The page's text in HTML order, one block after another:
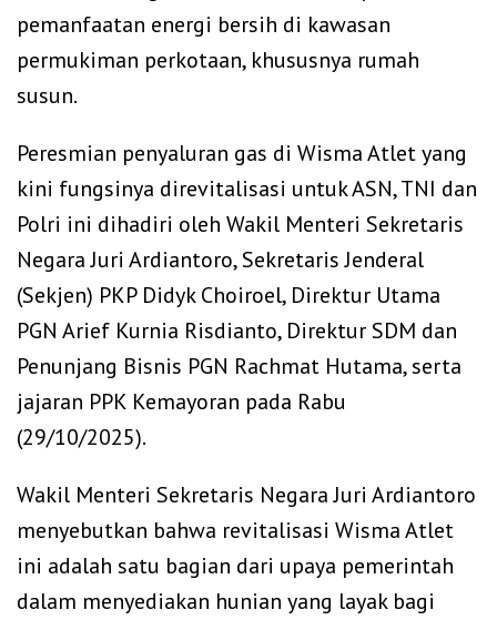
pemanfaatan energi bersih di kawasan
permukiman perkotaan, khususnya rumah
susun.
‎Peresmian penyaluran gas di Wisma Atlet yang
kini fungsinya direvitalisasi untuk ASN, TNI dan
Polri ini dihadiri oleh Wakil Menteri Sekretaris
Negara Juri Ardiantoro, Sekretaris Jenderal
(Sekjen) PKP Didyk Choiroel, Direktur Utama
PGN Arief Kurnia Risdianto, Direktur SDM dan
Penunjang Bisnis PGN Rachmat Hutama, serta
jajaran PPK Kemayoran pada Rabu
(29/10/2025).
‎Wakil Menteri Sekretaris Negara Juri Ardiantoro
menyebutkan bahwa revitalisasi Wisma Atlet
ini adalah satu bagian dari upaya pemerintah
dalam menyediakan hunian yang layak bagi